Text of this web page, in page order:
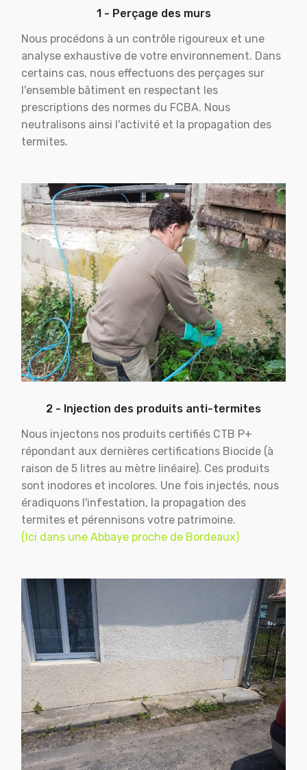
1 - Perçage des murs
Nous procédons à un contrôle rigoureux et une
analyse exhaustive de votre environnement. Dans
certains cas, nous effectuons des perçages sur
l'ensemble bâtiment en respectant les
prescriptions des normes du FCBA. Nous
neutralisons ainsi l'activité et la propagation des
termites.
2 - Injection des produits anti-termites
Nous injectons nos produits certifiés CTB P+
répondant aux dernières certifications Biocide (à
raison de 5 litres au mètre linéaire). Ces produits
sont inodores et incolores. Une fois injectés, nous
éradiquons l'infestation, la propagation des
termites et pérennisons votre patrimoine.
(Ici dans une Abbaye proche de Bordeaux)